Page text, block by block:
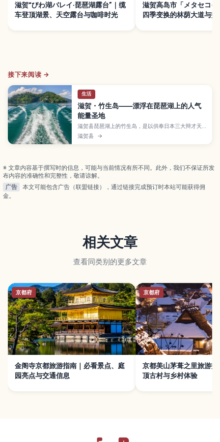
滋贺“びわ湖バレイ·琵琶湖露台”｜缆
车登顶湖景、天空露台与咖啡时光
滋贺高岛市「メタセコイ
四季变换的林荫大道与拍
接下来阅读 →
生活
滋贺・竹生岛——漂浮在琵琶湖上的人气
能量圣地
滋贺县琵琶湖上的竹生岛，是以供奉日本三大辩才天
之一的宝严寺与国宝级唐门而闻名的能量圣地，岛上
弥漫着宁静而神秘的氛围。本文将介绍从长滨港与今
滋贺县 →
※ 文章内容基于撰写时的信息，可能与当前情况有所不同。此外，我们不保证所发
布内容的准确性和完整性，敬请谅解。
广告
本文可能包含广告（联盟链接），通过链接完成预订时本站可能获得佣
金。
相关文章
查看同类别的更多文章
京都府
金阁寺京都旅游指南｜必看景点、庭
园亮点与交通信息
京都府
京都美山茅葺之里旅游指
顶古村与乡村体验